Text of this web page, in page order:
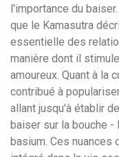
l'importance du
que le Kamasutra
essentielle des
manière dont il
amoureux. Quant à la
contribué à
allant jusqu'à établir
baiser sur la bouche -
basium. Ces nuances